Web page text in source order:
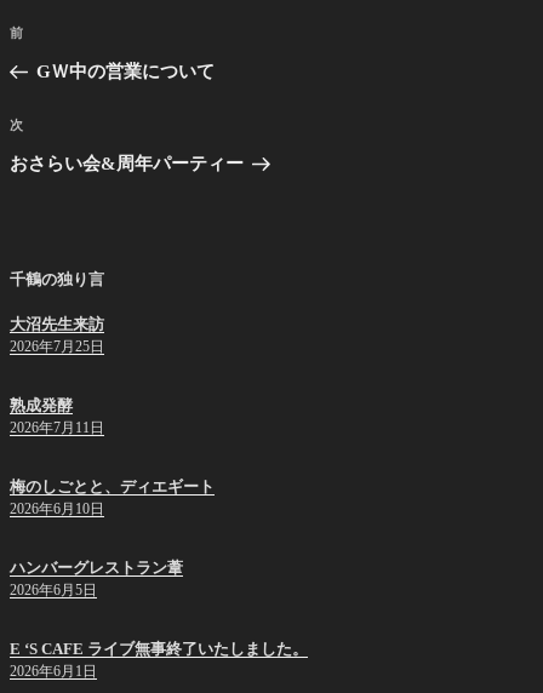
投
ナ
ビ
ゲ
ン
前
の
稿
前
GＷ中の営業について
次
の
次
おさらい会&周年パーティー
千鶴の独り言
大沼先生来訪
2026年7月25日
熟成発酵
2026年7月11日
梅のしごとと、ディエギート
2026年6月10日
ハンバーグレストラン葦
2026年6月5日
E ‘S CAFE ライブ無事終了いたしました。
2026年6月1日